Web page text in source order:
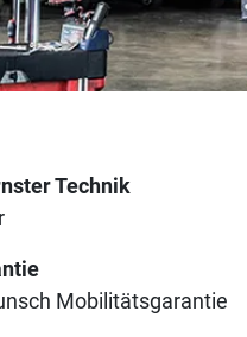
Technik
Mobilitätsgarantie